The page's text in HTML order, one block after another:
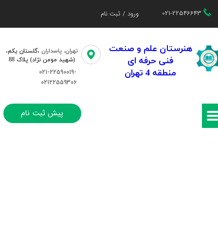
021-22546643 ورود / ثبت نام
تغییر گذر واژه
سفارشات
هنرستان علم و صنعت
فنی حرفه ای
منطقه 4 تهران
تهران، پاسداران ،گلستان یکم،​​
(شهید مومن نژاد) پلاک 88
021-22590019-
02122559306
پیش ثبت نام